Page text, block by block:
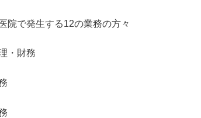
院で発生する12の業務の方々
・財務